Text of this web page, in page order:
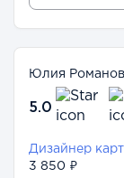
Юлия
5.0
Дизайнер
3 850 ₽